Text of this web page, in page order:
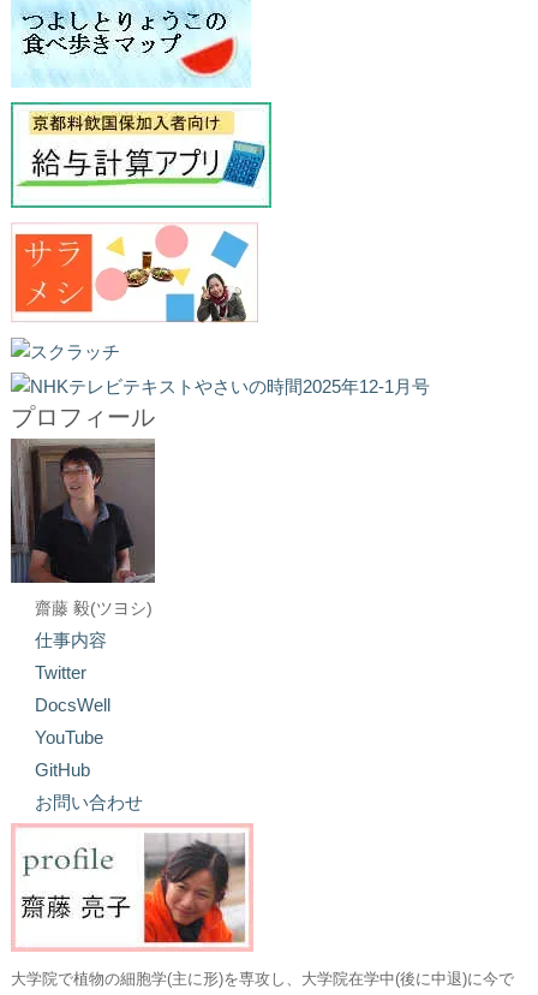
プロフィール
齋藤 毅(ツヨシ)
仕事内容
Twitter
DocsWell
YouTube
GitHub
お問い合わせ
大学院で植物の細胞学(主に形)を専攻し、大学院在学中(後に中退)に今で